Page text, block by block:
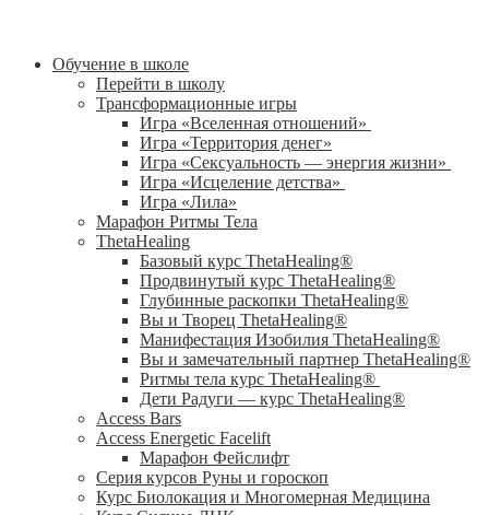
Обучение в школе
Перейти в школу
Трансформационные игры
Игра «Вселенная отношений»
Игра «Территория денег»
Игра «Сексуальность — энергия жизни»
Игра «Исцеление детства»
Игра «Лила»
Марафон Ритмы Тела
ThetaHealing
Базовый курс ThetaHealing®
Продвинутый курс ThetaHealing®
Глубинные раскопки ThetaHealing®
Вы и Творец ThetaHealing®
Манифестация Изобилия ThetaHealing®
Вы и замечательный партнер ThetaHealing®
Ритмы тела курс ThetaHealing®
Дети Радуги — курс ThetaHealing®
Access Bars
Access Energetic Facelift
Марафон Фейслифт
Серия курсов Руны и гороскоп
Курс Биолокация и Многомерная Медицина